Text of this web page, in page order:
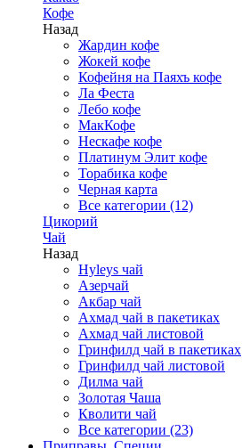
Кофе
Назад
Жардин кофе
Жокей кофе
Кофейня на Паяхъ кофе
Ла Феста
Лебо кофе
МакКофе
Нескафе кофе
Платинум Элит кофе
Торабика кофе
Черная карта
Все категории (12)
Цикорий
Чай
Назад
Hyleys чай
Азерчай
Акбар чай
Ахмад чай в пакетиках
Ахмад чай листовой
Гринфилд чай в пакетиках
Гринфилд чай листовой
Дилма чай
Золотая Чаша
Кволити чай
Все категории (23)